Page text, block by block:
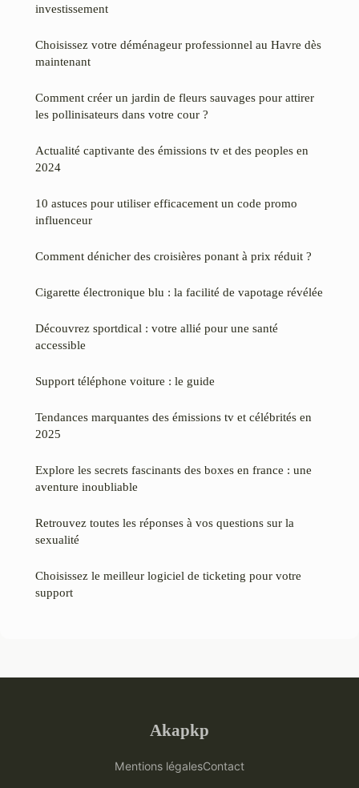
investissement
Choisissez votre déménageur professionnel au Havre dès
maintenant
Comment créer un jardin de fleurs sauvages pour attirer
les pollinisateurs dans votre cour ?
Actualité captivante des émissions tv et des peoples en
2024
10 astuces pour utiliser efficacement un code promo
influenceur
Comment dénicher des croisières ponant à prix réduit ?
Cigarette électronique blu : la facilité de vapotage révélée
Découvrez sportdical : votre allié pour une santé
accessible
Support téléphone voiture : le guide
Tendances marquantes des émissions tv et célébrités en
2025
Explore les secrets fascinants des boxes en france : une
aventure inoubliable
Retrouvez toutes les réponses à vos questions sur la
sexualité
Choisissez le meilleur logiciel de ticketing pour votre
support
Akapkp
Mentions légalesContact